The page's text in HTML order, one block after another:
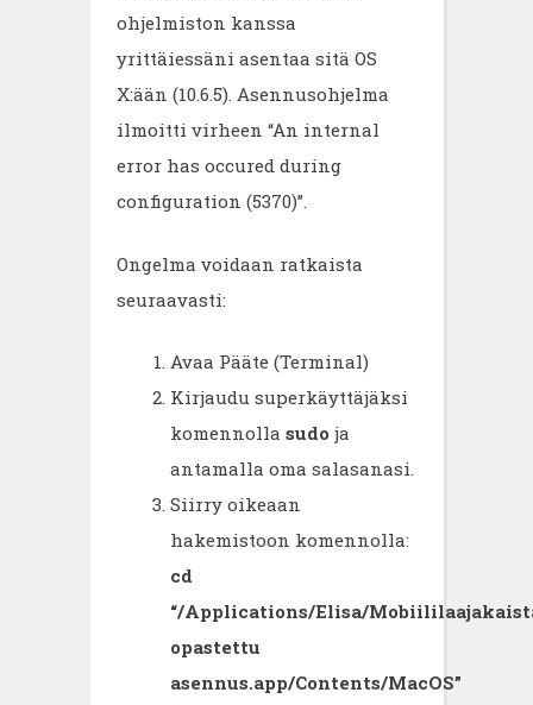
ohjelmiston kanssa
yrittäiessäni asentaa sitä OS
X:ään (10.6.5). Asennusohjelma
ilmoitti virheen “An internal
error has occured during
configuration (5370)”.
Ongelma voidaan ratkaista
seuraavasti:
Avaa Pääte (Terminal)
Kirjaudu superkäyttäjäksi
komennolla sudo ja
antamalla oma salasanasi.
Siirry oikeaan
hakemistoon komennolla:
cd
“/Applications/Elisa/
opastettu
asennus.app/Contents/MacOS”